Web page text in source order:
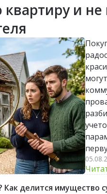
и
лист
без
делится имущество